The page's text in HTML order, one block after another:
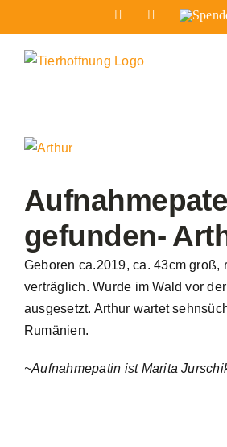
Inhalt
springen
FacebookInstagram
Spenden
Zeige
Bild
gefunden-
Geboren ca.2019, ca. 43cm groß,
verträglich. Wurde im Wald vor
ausgesetzt. Arthur wartet
Rumänien.
~Aufnahmepatin ist Marita